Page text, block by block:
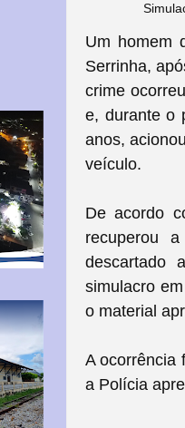
Um homem
Serrinha,
crime
e, durante o
anos,
veículo.
De acordo
recuperou
descartado
simulacro
o material
A ocorrência
a Polícia